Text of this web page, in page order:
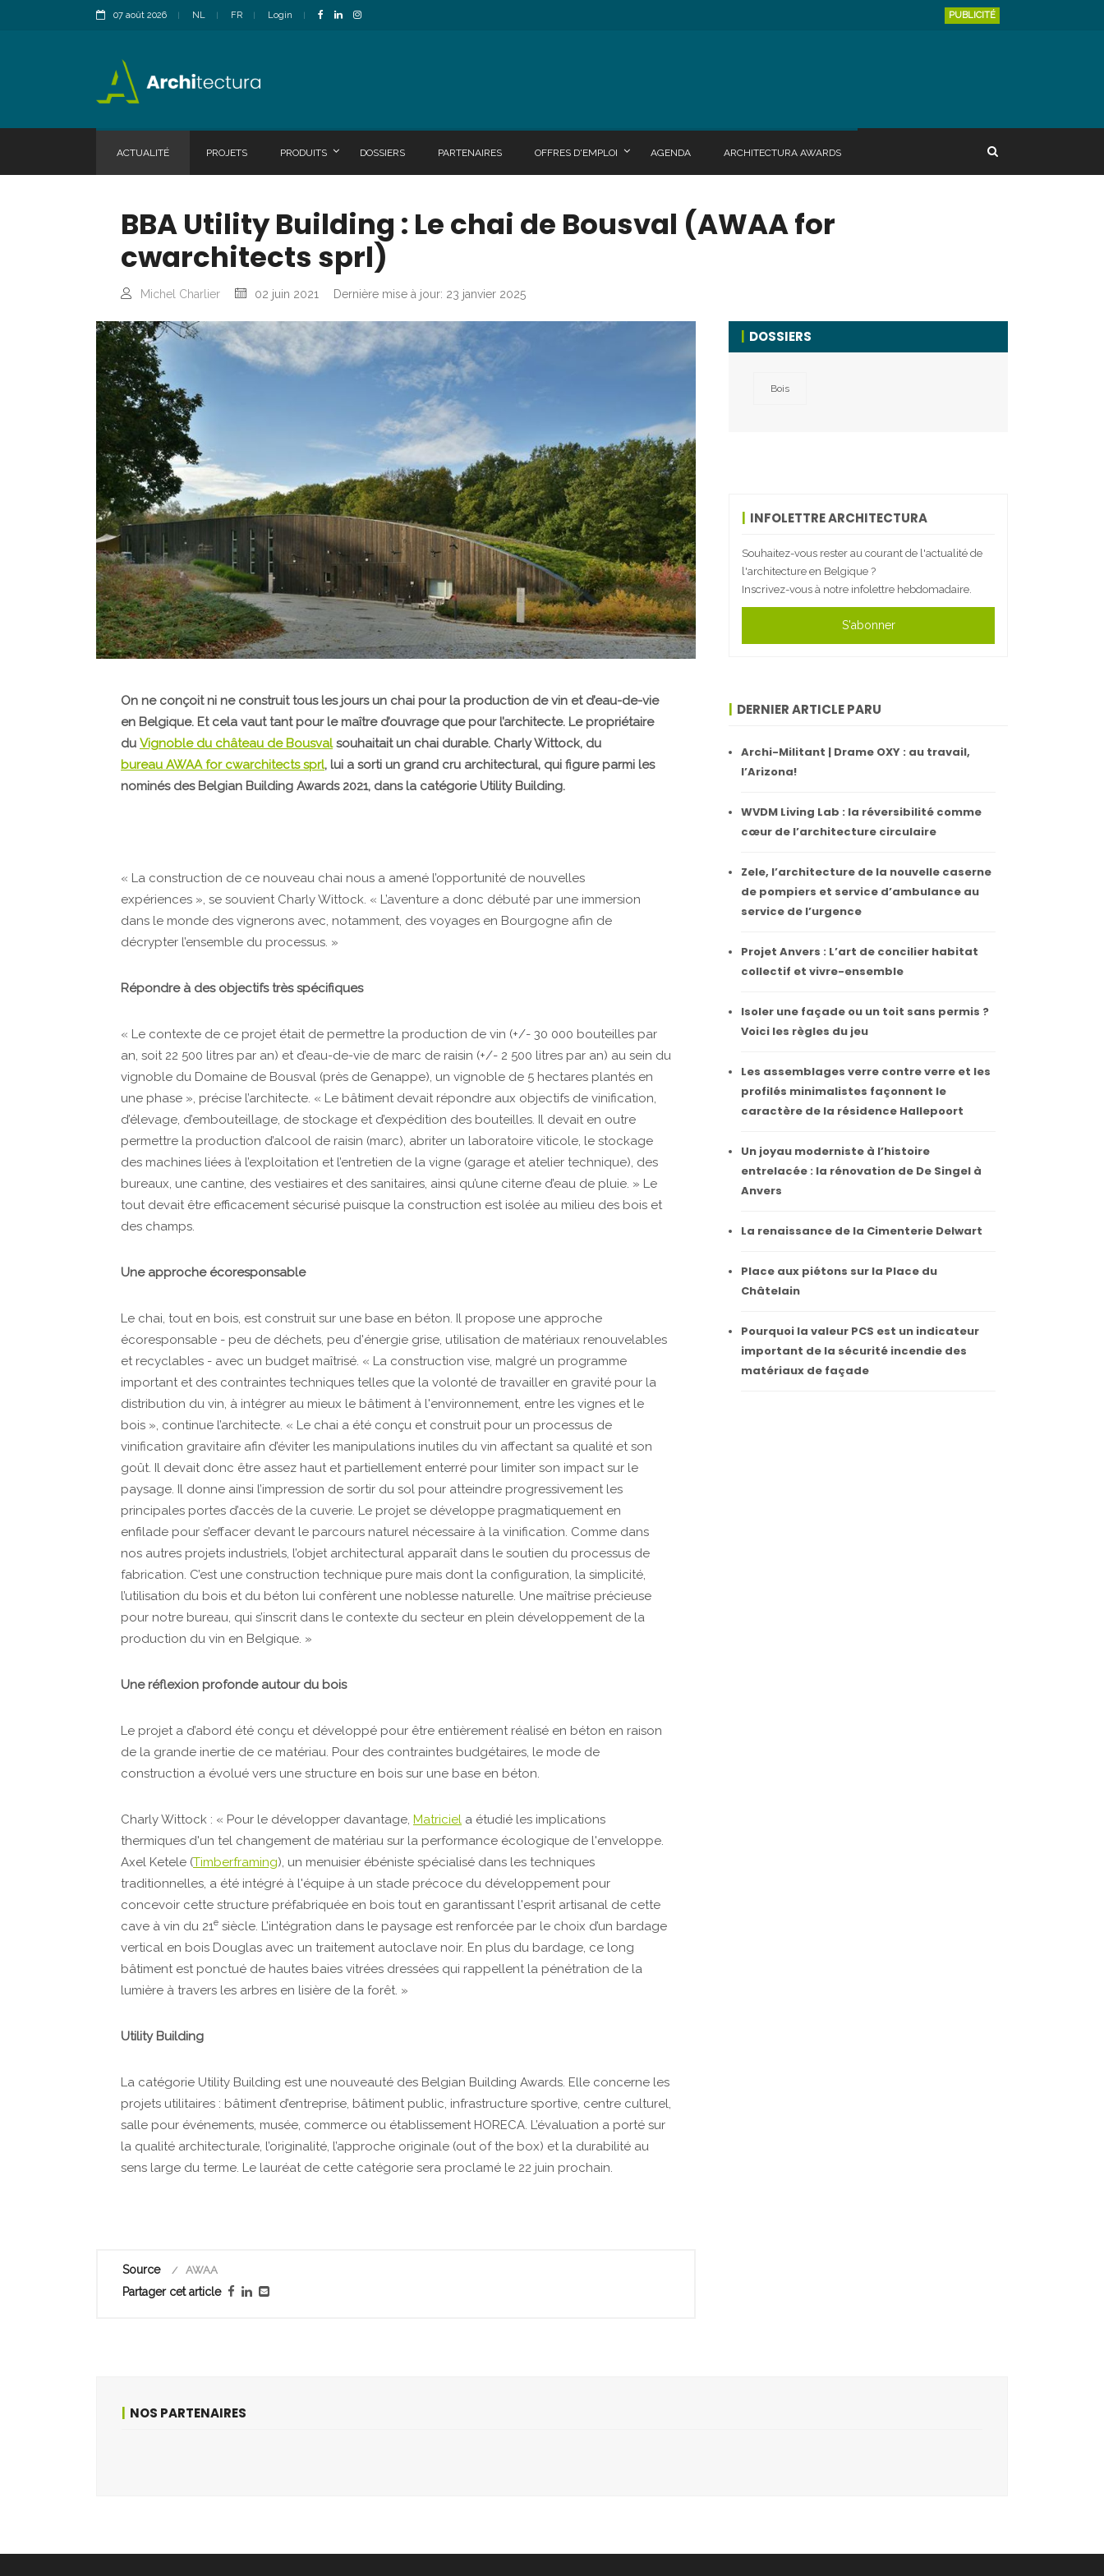
07 août 2026 NL FR Login PUBLICITÉ
ACTUALITÉ PROJETS PRODUITS DOSSIERS PARTENAIRES OFFRES D'EMPLOI AGENDA ARCHITECTURA AWARDS
BBA Utility Building : Le chai de Bousval (AWAA for
cwarchitects sprl)
Michel Charlier 02 juin 2021 Dernière mise à jour: 23 janvier 2025
On ne conçoit ni ne construit tous les jours un chai pour la production de vin et d’eau-de-vie
en Belgique. Et cela vaut tant pour le maître d’ouvrage que pour l’architecte. Le propriétaire
du Vignoble du château de Bousvalsouhaitait un chai durable. Charly Wittock, du
bureau AWAA for cwarchitects sprl, lui a sorti un grand cru architectural, qui figure parmi les
nominés des Belgian Building Awards 2021, dans la catégorie Utility Building.
« La construction de ce nouveau chai nous a amené l’opportunité de nouvelles
expériences », se souvient Charly Wittock. « L’aventure a donc débuté par une immersion
dans le monde des vignerons avec, notamment, des voyages en Bourgogne afin de
décrypter l’ensemble du processus. »
Répondre à des objectifs très spécifiques
« Le contexte de ce projet était de permettre la production de vin (+/- 30 000 bouteilles par
an, soit 22 500 litres par an) et d’eau-de-vie de marc de raisin (+/- 2 500 litres par an) au sein du
vignoble du Domaine de Bousval (près de Genappe), un vignoble de 5 hectares plantés en
une phase », précise l’architecte. « Le bâtiment devait répondre aux objectifs de vinification,
d’élevage, d’embouteillage, de stockage et d’expédition des bouteilles. Il devait en outre
permettre la production d’alcool de raisin (marc), abriter un laboratoire viticole, le stockage
des machines liées à l’exploitation et l’entretien de la vigne (garage et atelier technique), des
bureaux, une cantine, des vestiaires et des sanitaires, ainsi qu’une citerne d’eau de pluie. » Le
tout devait être efficacement sécurisé puisque la construction est isolée au milieu des bois et
des champs.
Une approche écoresponsable
Le chai, tout en bois, est construit sur une base en béton. Il propose une approche
écoresponsable - peu de déchets, peu d'énergie grise, utilisation de matériaux renouvelables
et recyclables - avec un budget maîtrisé. « La construction vise, malgré un programme
important et des contraintes techniques telles que la volonté de travailler en gravité pour la
distribution du vin, à intégrer au mieux le bâtiment à l'environnement, entre les vignes et le
bois », continue l’architecte. « Le chai a été conçu et construit pour un processus de
vinification gravitaire afin d’éviter les manipulations inutiles du vin affectant sa qualité et son
goût. Il devait donc être assez haut et partiellement enterré pour limiter son impact sur le
paysage. Il donne ainsi l’impression de sortir du sol pour atteindre progressivement les
principales portes d’accès de la cuverie. Le projet se développe pragmatiquement en
enfilade pour s’effacer devant le parcours naturel nécessaire à la vinification. Comme dans
nos autres projets industriels, l’objet architectural apparaît dans le soutien du processus de
fabrication. C’est une construction technique pure mais dont la configuration, la simplicité,
l’utilisation du bois et du béton lui confèrent une noblesse naturelle. Une maîtrise précieuse
pour notre bureau, qui s’inscrit dans le contexte du secteur en plein développement de la
production du vin en Belgique. »
Une réflexion profonde autour du bois
Le projet a d’abord été conçu et développé pour être entièrement réalisé en béton en raison
de la grande inertie de ce matériau. Pour des contraintes budgétaires, le mode de
construction a évolué vers une structure en bois sur une base en béton.
Charly Wittock : « Pour le développer davantage, Matriciel a étudié les implications
thermiques d'un tel changement de matériau sur la performance écologique de l'enveloppe.
Axel Ketele (Timberframing), un menuisier ébéniste spécialisé dans les techniques
traditionnelles, a été intégré à l'équipe à un stade précoce du développement pour
concevoir cette structure préfabriquée en bois tout en garantissant l'esprit artisanal de cette
cave à vin du 21e siècle. L’intégration dans le paysage est renforcée par le choix d’un bardage
vertical en bois Douglas avec un traitement autoclave noir. En plus du bardage, ce long
bâtiment est ponctué de hautes baies vitrées dressées qui rappellent la pénétration de la
lumière à travers les arbres en lisière de la forêt. »
Utility Building
La catégorie Utility Building est une nouveauté des Belgian Building Awards. Elle concerne les
projets utilitaires : bâtiment d’entreprise, bâtiment public, infrastructure sportive, centre culturel,
salle pour événements, musée, commerce ou établissement HORECA. L’évaluation a porté sur
la qualité architecturale, l’originalité, l’approche originale (out of the box) et la durabilité au
sens large du terme. Le lauréat de cette catégorie sera proclamé le 22 juin prochain.
Source AWAA
Partager cet article
DOSSIERS
Bois
INFOLETTRE ARCHITECTURA
Souhaitez-vous rester au courant de l'actualité de
l'architecture en Belgique ?
Inscrivez-vous à notre infolettre hebdomadaire.
S'abonner
DERNIER ARTICLE PARU
Archi-Militant | Drame OXY : au travail,
l’Arizona!
WVDM Living Lab : la réversibilité comme
cœur de l’architecture circulaire
Zele, l’architecture de la nouvelle caserne
de pompiers et service d’ambulance au
service de l’urgence
Projet Anvers : L’art de concilier habitat
collectif et vivre-ensemble
Isoler une façade ou un toit sans permis ?
Voici les règles du jeu
Les assemblages verre contre verre et les
profilés minimalistes façonnent le
caractère de la résidence Hallepoort
Un joyau moderniste à l’histoire
entrelacée : la rénovation de De Singel à
Anvers
La renaissance de la Cimenterie Delwart
Place aux piétons sur la Place du
Châtelain
Pourquoi la valeur PCS est un indicateur
important de la sécurité incendie des
matériaux de façade
NOS PARTENAIRES